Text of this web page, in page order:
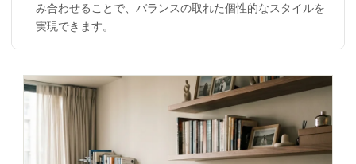
み合わせることで、バランスの取れた個性的なスタイルを
実現できます。